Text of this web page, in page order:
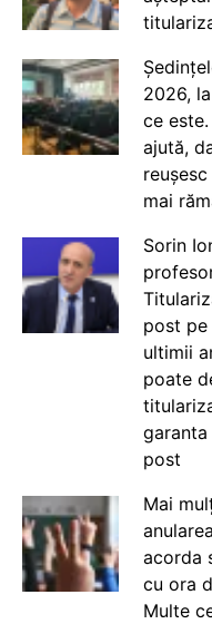
2026,
ce
ajută,
mai
Sorin
post pe
ultimii
poate
garanta
post
Mai
acorda
cu ora
Multe